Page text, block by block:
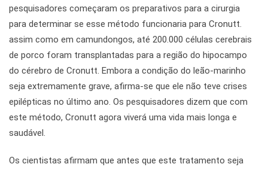
pesquisadores começaram os preparativos para a cirurgia
para determinar se esse método funcionaria para Cronutt.
assim como em camundongos, até 200.000 células cerebrais
de porco foram transplantadas para a região do hipocampo
do cérebro de Cronutt. Embora a condição do leão-marinho
seja extremamente grave, afirma-se que ele não teve crises
epilépticas no último ano. Os pesquisadores dizem que com
este método, Cronutt agora viverá uma vida mais longa e
saudável.
Os cientistas afirmam que antes que este tratamento seja